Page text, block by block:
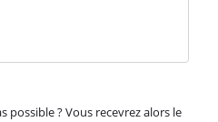
? Vous recevrez alors le